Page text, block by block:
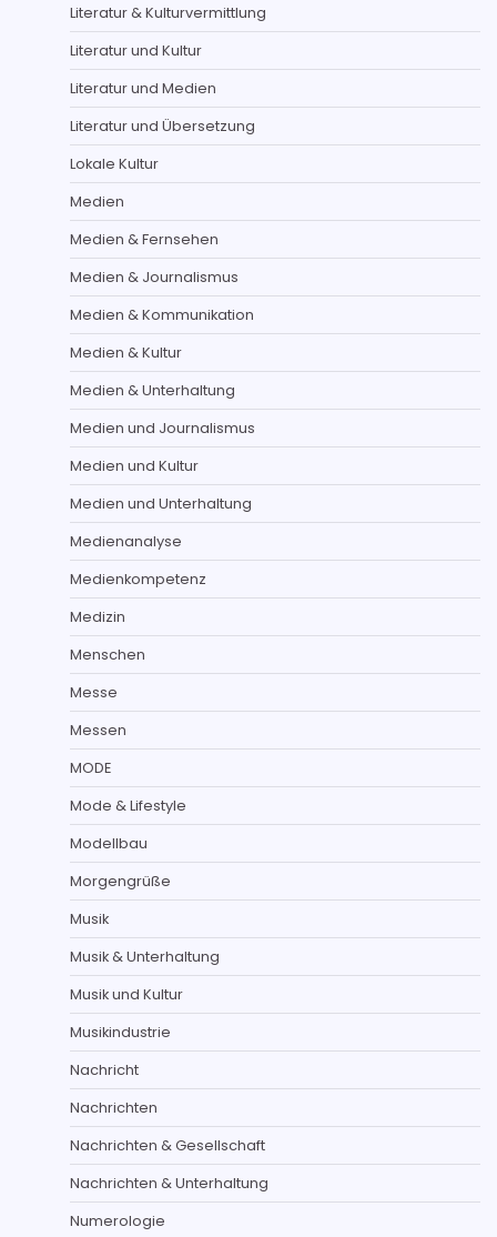
Literatur & Kulturvermittlung
Literatur und Kultur
Literatur und Medien
Literatur und Übersetzung
Lokale Kultur
Medien
Medien & Fernsehen
Medien & Journalismus
Medien & Kommunikation
Medien & Kultur
Medien & Unterhaltung
Medien und Journalismus
Medien und Kultur
Medien und Unterhaltung
Medienanalyse
Medienkompetenz
Medizin
Menschen
Messe
Messen
MODE
Mode & Lifestyle
Modellbau
Morgengrüße
Musik
Musik & Unterhaltung
Musik und Kultur
Musikindustrie
Nachricht
Nachrichten
Nachrichten & Gesellschaft
Nachrichten & Unterhaltung
Numerologie